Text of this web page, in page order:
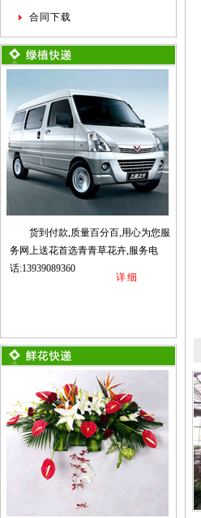
合同下载
货到付款,质量百分百,用心为您服
务网上送花首选青青草花卉,服务电
话:13939089360
详细